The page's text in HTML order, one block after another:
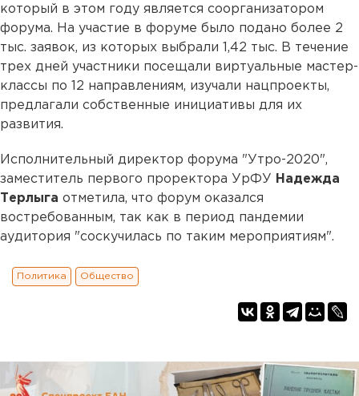
который в этом году является соорганизатором
форума. На участие в форуме было подано более 2
тыс. заявок, из которых выбрали 1,42 тыс. В течение
трех дней участники посещали виртуальные мастер-
классы по 12 направлениям, изучали нацпроекты,
предлагали собственные инициативы для их
развития.
Исполнительный директор форума "Утро-2020",
заместитель первого проректора УрФУ
Надежда
Терлыга отметила, что форум оказался
востребованным, так как в период пандемии
аудитория "соскучилась по таким мероприятиям".
Политика Общество